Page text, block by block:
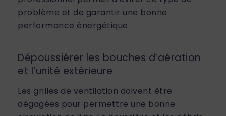
problème et de garantir une bonne
performance énergétique.
Dépoussiérer les bouches d’aération
et l’unité extérieure
Les grilles de ventilation doivent être
dégagées pour permettre une bonne